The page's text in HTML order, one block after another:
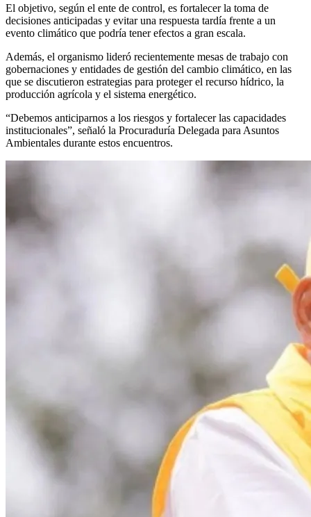
El objetivo, según el ente de control, es fortalecer la toma de
decisiones anticipadas y evitar una respuesta tardía frente a un
evento climático que podría tener efectos a gran escala.
Además, el organismo lideró recientemente mesas de trabajo con
gobernaciones y entidades de gestión del cambio climático, en las
que se discutieron estrategias para proteger el recurso hídrico, la
producción agrícola y el sistema energético.
“Debemos anticiparnos a los riesgos y fortalecer las capacidades
institucionales”, señaló la Procuraduría Delegada para Asuntos
Ambientales durante estos encuentros.